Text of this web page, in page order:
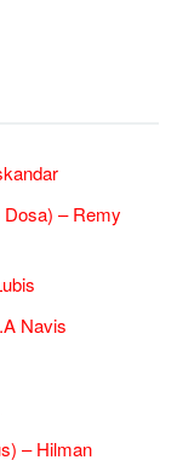
– Remy
Navis
– Hilman